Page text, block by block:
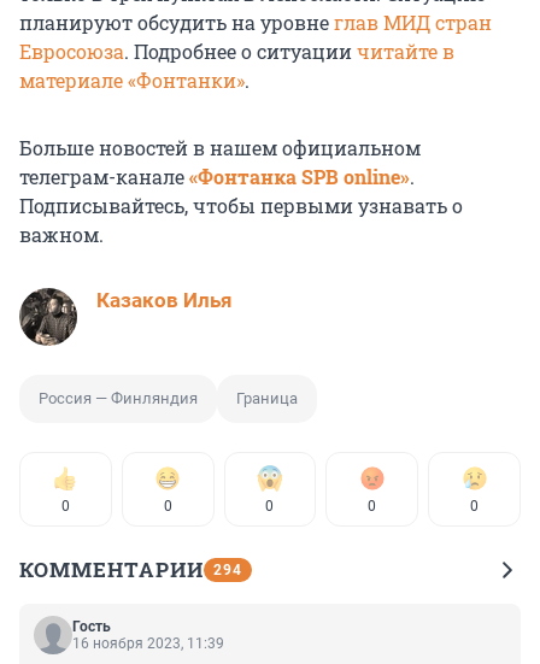
планируют обсудить на уровнеглав МИД стран
Евросоюза. Подробнее о ситуациичитайте в
материале «Фонтанки».
Больше новостей в нашем официальном
телеграм-канале«Фонтанка SPB online».
Подписывайтесь, чтобы первыми узнавать о
важном.
Казаков Илья
Россия — Финляндия Граница
0 0 0 0 0
КОММЕНТАРИИ 294
Гость
16 ноября 2023, 11:39